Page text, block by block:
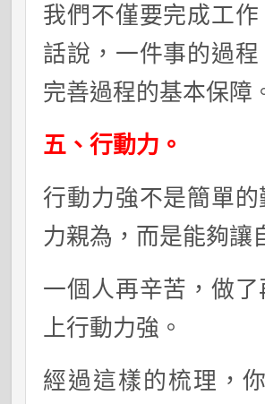
我們不僅要完成工
話說，一件事的過
完善過程的基本保障
五、行動力。
行動力強不是簡單
力親為，而是能夠讓
一個人再辛苦，做
上行動力強。
經過這樣的梳理，